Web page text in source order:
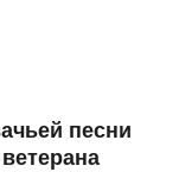
песни